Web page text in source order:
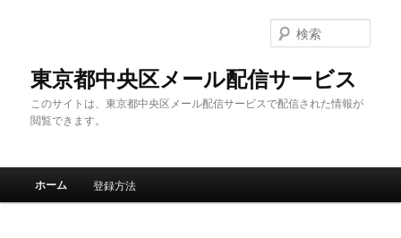
東京都中央区メール配信サービス
このサイトは、東京都中央区メール配信サービスで配信された情報が
閲覧できます。
索
ホーム 登録方法